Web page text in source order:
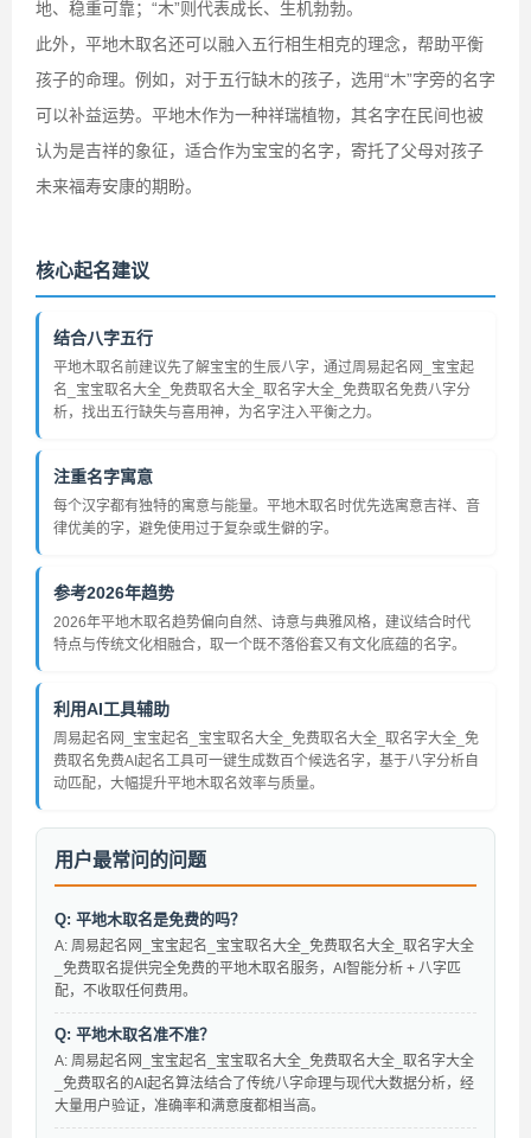
地、稳重可靠；“木”则代表成长、生机勃勃。
此外，平地木取名还可以融入五行相生相克的理念，帮助平衡
孩子的命理。例如，对于五行缺木的孩子，选用“木”字旁的名字
可以补益运势。平地木作为一种祥瑞植物，其名字在民间也被
认为是吉祥的象征，适合作为宝宝的名字，寄托了父母对孩子
未来福寿安康的期盼。
核心起名建议
结合八字五行
平地木取名前建议先了解宝宝的生辰八字，通过周易起名网_宝宝起
名_宝宝取名大全_免费取名大全_取名字大全_免费取名免费八字分
析，找出五行缺失与喜用神，为名字注入平衡之力。
注重名字寓意
每个汉字都有独特的寓意与能量。平地木取名时优先选寓意吉祥、音
律优美的字，避免使用过于复杂或生僻的字。
参考2026年趋势
2026年平地木取名趋势偏向自然、诗意与典雅风格，建议结合时代
特点与传统文化相融合，取一个既不落俗套又有文化底蕴的名字。
利用AI工具辅助
周易起名网_宝宝起名_宝宝取名大全_免费取名大全_取名字大全_免
费取名免费AI起名工具可一键生成数百个候选名字，基于八字分析自
动匹配，大幅提升平地木取名效率与质量。
用户最常问的问题
Q: 平地木取名是免费的吗？
A: 周易起名网_宝宝起名_宝宝取名大全_免费取名大全_取名字大全
_免费取名提供完全免费的平地木取名服务，AI智能分析 + 八字匹
配，不收取任何费用。
Q: 平地木取名准不准？
A: 周易起名网_宝宝起名_宝宝取名大全_免费取名大全_取名字大全
_免费取名的AI起名算法结合了传统八字命理与现代大数据分析，经
大量用户验证，准确率和满意度都相当高。